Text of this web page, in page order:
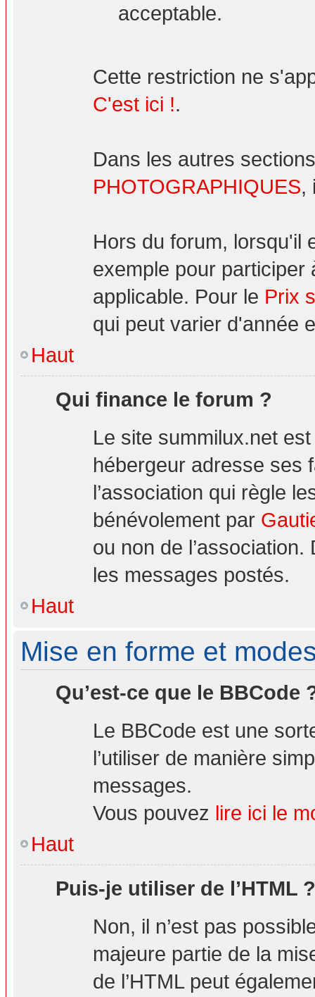
acceptable.
Cette restriction ne
C'est ici !.
Dans les autres
PHOTOGRAPHIQUES,
Hors du forum, lorsqu'il
exemple pour participer
applicable. Pour le Prix
qui peut varier d'année
Haut
Qui finance le forum ?
Le site summilux.net
hébergeur adresse ses
l’association qui règle
bénévolement par
ou non de
les messages postés.
Haut
Mise en forme et
Qu’est-ce que le BBCode
Le BBCode est une
l’utiliser de manière
messages.
Vous pouvez lire ici le
Haut
Puis-je utiliser de l’HTML ?
Non, il n’est pas
majeure partie de la
de l’HTML peut